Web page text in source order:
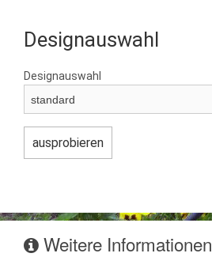
Designauswahl
Designauswahl
Weitere Informationen